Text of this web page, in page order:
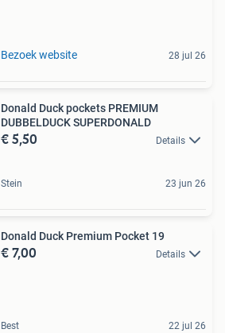
Bezoek website 28 jul 26
Donald Duck pockets PREMIUM
DUBBELDUCK SUPERDONALD
€ 5,50 Details
Stein 23 jun 26
Donald Duck Premium Pocket 19
€ 7,00 Details
Best 22 jul 26